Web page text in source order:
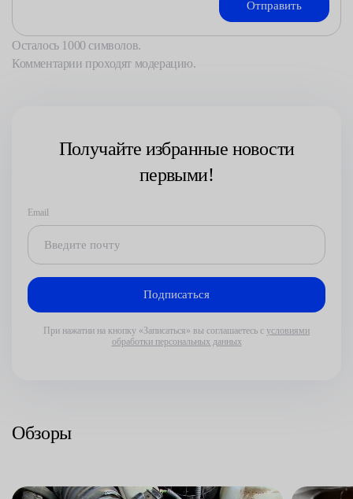
Осталось 1000 символов.
Комментарии проходят модерацию.
Получайте избранные новости
первыми!
Email
При нажатии на кнопку «Записаться» вы соглашаетесь с условиями
обработки персональных данных
Обзоры